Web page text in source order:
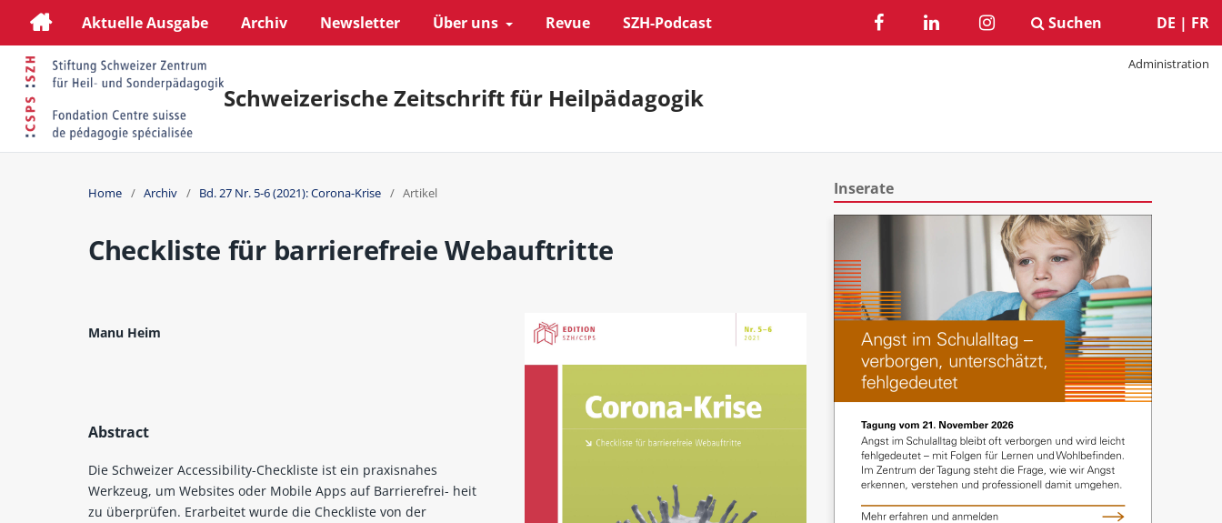
Aktuelle Ausgabe Archiv Newsletter Über uns Revue SZH-Podcast
Administration
DE | FR
Suchen
Schweizerische Zeitschrift für Heilpädagogik
Home / Archiv / Bd. 27 Nr. 5-6 (2021): Corona-Krise / Artikel
Checkliste für barrierefreie Webauftritte
Manu Heim
Abstract
Die Schweizer Accessibility-Checkliste ist ein praxisnahes
Werkzeug, um Websites oder Mobile Apps auf Barrierefrei- heit
zu überprüfen. Erarbeitet wurde die Checkliste von der
Inserate